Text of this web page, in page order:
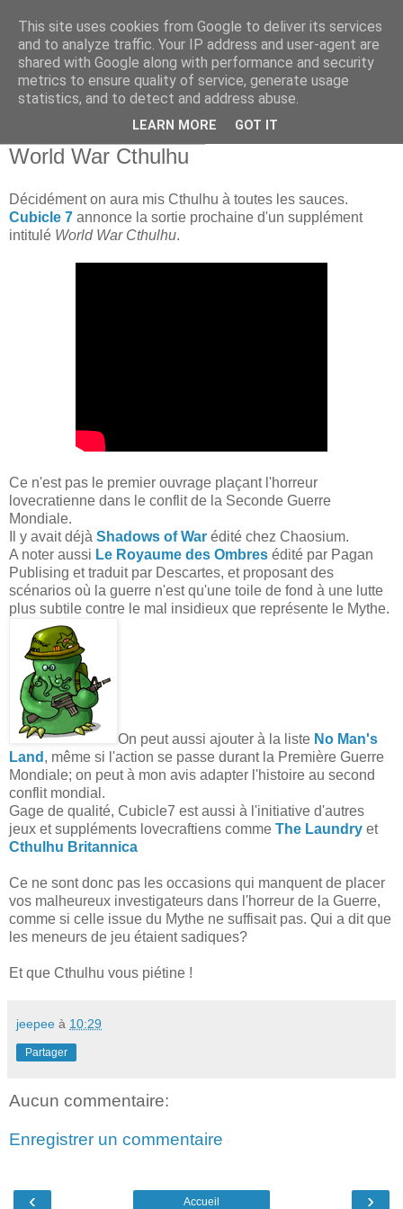
World War Cthulhu
Décidément on aura mis Cthulhu à toutes les sauces.
Cubicle 7 annonce la sortie prochaine d'un supplément
intitulé World War Cthulhu.
Ce n'est pas le premier ouvrage plaçant l'horreur
lovecratienne dans le conflit de la Seconde Guerre
Mondiale.
Il y avait déjà Shadows of War édité chez Chaosium.
A noter aussi Le Royaume des Ombres édité par Pagan
Publising et traduit par Descartes, et proposant des
scénarios où la guerre n'est qu'une toile de fond à une lutte
plus subtile contre le mal insidieux que représente le Mythe.
On peut aussi ajouter à la liste No Man's
Land , même si l'action se passe durant la Première Guerre
Mondiale; on peut à mon avis adapter l'histoire au second
conflit mondial.
Gage de qualité, Cubicle7 est aussi à l'initiative d'autres
jeux et suppléments lovecraftiens comme The Laundry et
Cthulhu Britannica
Ce ne sont donc pas les occasions qui manquent de placer
vos malheureux investigateurs dans l'horreur de la Guerre,
comme si celle issue du Mythe ne suffisait pas. Qui a dit que
les meneurs de jeu étaient sadiques?
Et que Cthulhu vous piétine !
jeepee à 10:29
Partager
Aucun commentaire:
Enregistrer un commentaire
‹ ›
Accueil
This site uses cookies from Google to deliver its services
and to analyze traffic. Your IP address and user-agent are
shared with Google along with performance and security
metrics to ensure quality of service, generate usage
statistics, and to detect and address abuse.
LEARN MORE GOT IT